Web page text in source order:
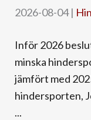
2026-08-04|
Inför 2026
minska
jämfört med
hindersporten,
...